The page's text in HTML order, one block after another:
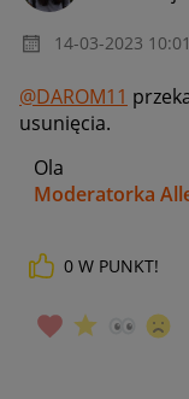
‎14-03-2023 10:01
@DAROM11
usunięcia.
Ola
Moderatorka
0 W PUNKT!